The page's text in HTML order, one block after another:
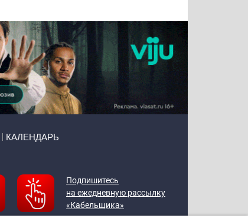
КАЛЕНДАРЬ
Подпишитесь
на ежедневную рассылку
«Кабельщика»